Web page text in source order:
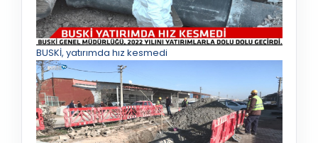
BUSKİ, yatırımda hız kesmedi